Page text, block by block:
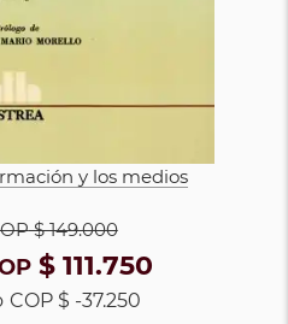
y los medios
$ 149.000
$ 111.750
COP $ -37.250